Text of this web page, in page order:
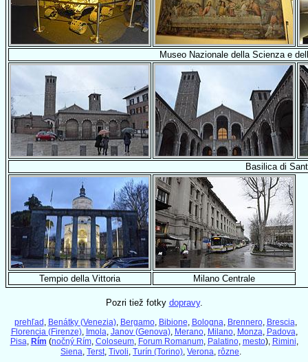
Museo Nazionale della Scienza e
Basilica di
Tempio della Vittoria Milano Centrale
Pozri tiež fotky dopravy.
prehľad , Benátky (Venezia), Bergamo, Bibione, Bologna, Brennero, Brescia,
Florencia (Firenze), Imola, Janov (Genova), Merano, Milano, Monza, Padova,
Pisa, Rím (nočný Rím, Coloseum, Forum Romanum, Palatino, mesto), Rimini,
Siena, Terst, Tivoli, Turín (Torino), Verona, rôzne.